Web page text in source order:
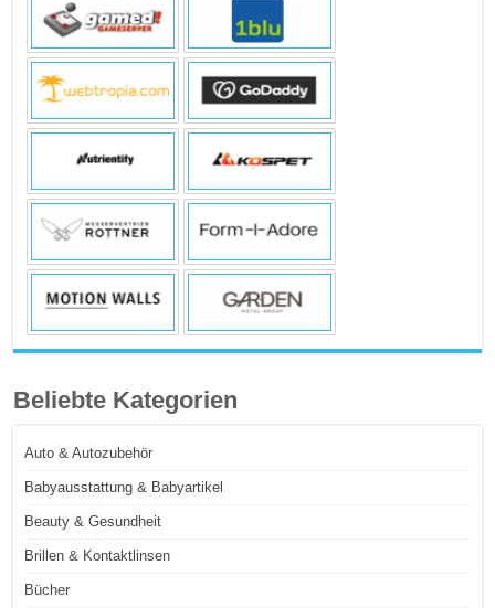
Beliebte Kategorien
Auto & Autozubehör
Babyausstattung & Babyartikel
Beauty & Gesundheit
Brillen & Kontaktlinsen
Bücher